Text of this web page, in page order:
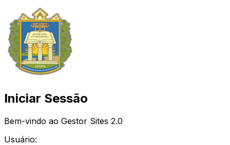
Iniciar Sessão
Bem-vindo ao Gestor Sites 2.0
Usuário: